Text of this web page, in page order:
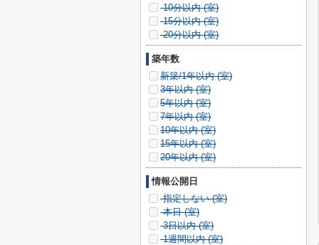
10分以内 (室)
15分以内 (室)
20分以内 (室)
築年数
新築/1年以内 (室)
3年以内 (室)
5年以内 (室)
7年以内 (室)
10年以内 (室)
15年以内 (室)
20年以内 (室)
情報公開日
指定しない (室)
本日 (室)
3日以内 (室)
1週間以内 (室)